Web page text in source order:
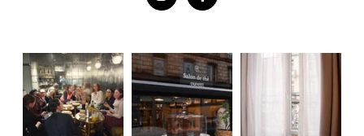
réclamation auprès d'une autorité de contrôle si vous estimez que ce